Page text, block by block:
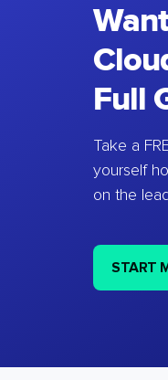
Full
Take a
yourself
on the
START